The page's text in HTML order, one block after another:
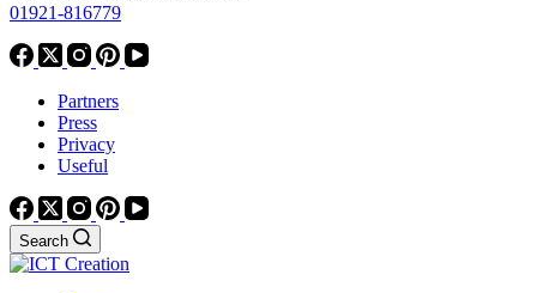
01921-816779
Partners
Press
Privacy
Useful
Search